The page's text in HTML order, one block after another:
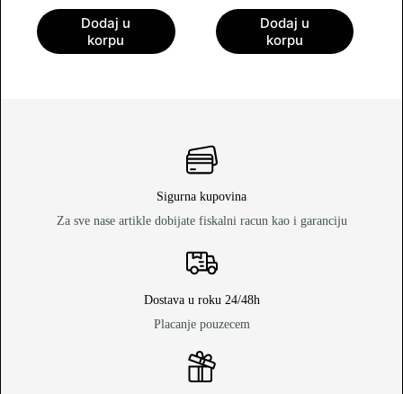
Dodaj u
korpu
Dodaj u
korpu
Sigurna kupovina
Za sve nase artikle dobijate fiskalni racun kao i garanciju
Dostava u roku 24/48h
Placanje pouzecem